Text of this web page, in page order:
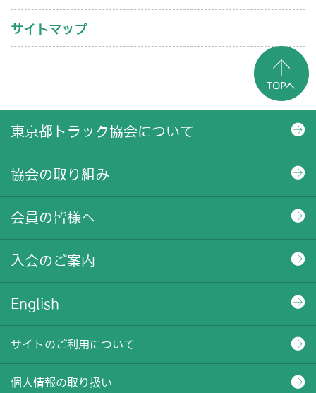
サイトマップ
東京都トラック協会について
協会の取り組み
会員の皆様へ
入会のご案内
English
サイトのご利用について
個人情報の取り扱い